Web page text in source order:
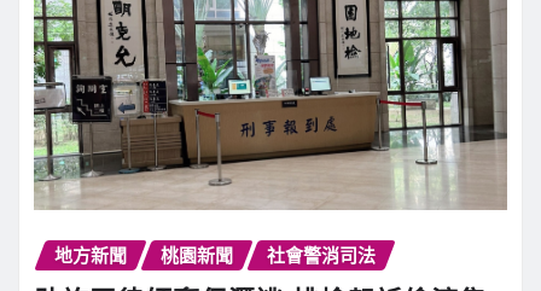
地方新聞 桃園新聞 社會警消司法